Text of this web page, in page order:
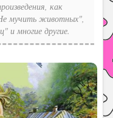
как
мучить животных",
и многие другие.